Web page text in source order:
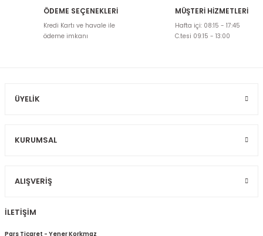
Ürün resmi kalitesiz, bozuk veya görüntülenemiyor.
Ürün açıklamasında eksik bilgiler bulunuyor.
ÖDEME SEÇENEKLERİ
Kredi Kartı ve havale ile
ödeme imkanı
MÜŞTERİ HİZMETLERİ
Hafta içi: 08:15 - 17:45
C.tesi 09:15 - 13:00
ÜYELIK
KURUMSAL
ALIŞVERIŞ
İLETİŞİM
Pars Ticaret - Yener Korkmaz